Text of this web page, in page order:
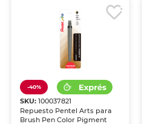
-40%
SKU:100037821
Repuesto Pentel Arts para
Brush Pen Color Pigment